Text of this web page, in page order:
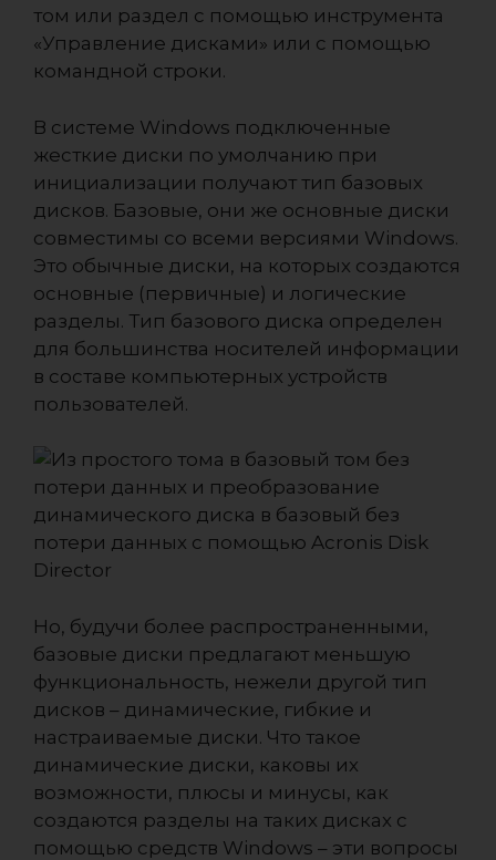
том или раздел с помощью инструмента
«Управление дисками» или с помощью
командной строки.
В системе Windows подключенные
жесткие диски по умолчанию при
инициализации получают тип базовых
дисков. Базовые, они же основные диски
совместимы со всеми версиями Windows.
Это обычные диски, на которых создаются
основные (первичные) и логические
разделы. Тип базового диска определен
для большинства носителей информации
в составе компьютерных устройств
пользователей.
Но, будучи более распространенными,
базовые диски предлагают меньшую
функциональность, нежели другой тип
дисков – динамические, гибкие и
настраиваемые диски. Что такое
динамические диски, каковы их
возможности, плюсы и минусы, как
создаются разделы на таких дисках с
помощью средств Windows – эти вопросы